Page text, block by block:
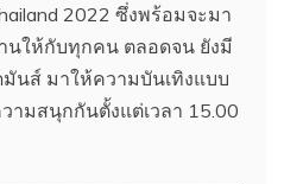
2022 ซึ่งพร้อมจะมา
ให้กับทุกคน ตลอดจน ยังมี
มันส์ มาให้ความบันเทิงแบบ
ามสนุกกันตั้งแต่เวลา 15.00